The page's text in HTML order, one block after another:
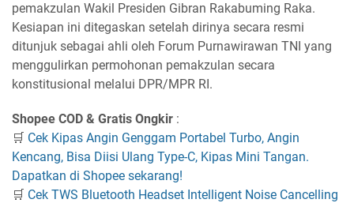
pemakzulan Wakil Presiden Gibran Rakabuming Raka.
Kesiapan ini ditegaskan setelah dirinya secara resmi
ditunjuk sebagai ahli oleh Forum Purnawirawan TNI yang
menggulirkan permohonan pemakzulan secara
konstitusional melalui DPR/MPR RI.
Shopee COD & Gratis Ongkir :
🛒 Cek Kipas Angin Genggam Portabel Turbo, Angin
Kencang, Bisa Diisi Ulang Type-C, Kipas Mini Tangan.
Dapatkan di Shopee sekarang!
🛒 Cek TWS Bluetooth Headset Intelligent Noise Cancelling